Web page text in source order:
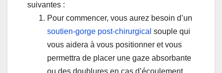
suivantes :
Pour commencer, vous aurez besoin d’un
soutien-gorge post-chirurgical souple qui
vous aidera à vous positionner et vous
permettra de placer une gaze absorbante